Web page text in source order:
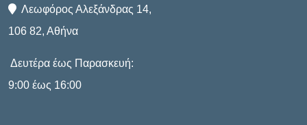
Λεωφόρος Αλεξάνδρας 14,
106 82, Αθήνα
Δευτέρα έως Παρασκευή:
9:00 έως 16:00